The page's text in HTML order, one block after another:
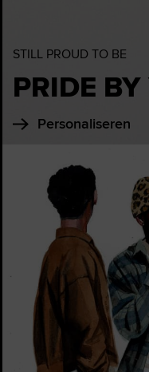
STILL PROUD TO BE
PRIDE
Personaliseren